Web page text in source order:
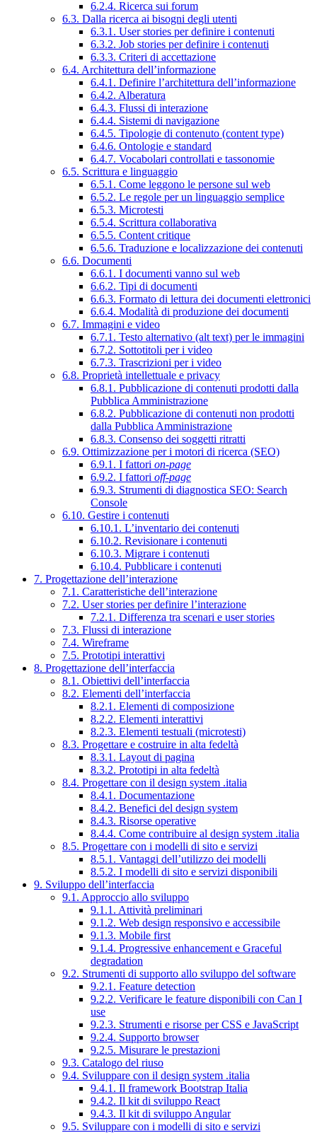
6.2.4. Ricerca sui forum
6.3. Dalla ricerca ai bisogni degli utenti
6.3.1. User stories per definire i contenuti
6.3.2. Job stories per definire i contenuti
6.3.3. Criteri di accettazione
6.4. Architettura dell’informazione
6.4.1. Definire l’architettura dell’informazione
6.4.2. Alberatura
6.4.3. Flussi di interazione
6.4.4. Sistemi di navigazione
6.4.5. Tipologie di contenuto (content type)
6.4.6. Ontologie e standard
6.4.7. Vocabolari controllati e tassonomie
6.5. Scrittura e linguaggio
6.5.1. Come leggono le persone sul web
6.5.2. Le regole per un linguaggio semplice
6.5.3. Microtesti
6.5.4. Scrittura collaborativa
6.5.5. Content critique
6.5.6. Traduzione e localizzazione dei contenuti
6.6. Documenti
6.6.1. I documenti vanno sul web
6.6.2. Tipi di documenti
6.6.3. Formato di lettura dei documenti elettronici
6.6.4. Modalità di produzione dei documenti
6.7. Immagini e video
6.7.1. Testo alternativo (alt text) per le immagini
6.7.2. Sottotitoli per i video
6.7.3. Trascrizioni per i video
6.8. Proprietà intellettuale e privacy
6.8.1. Pubblicazione di contenuti prodotti dalla
Pubblica Amministrazione
6.8.2. Pubblicazione di contenuti non prodotti
dalla Pubblica Amministrazione
6.8.3. Consenso dei soggetti ritratti
6.9. Ottimizzazione per i motori di ricerca (SEO)
6.9.1. I fattori on-page
6.9.2. I fattori off-page
6.9.3. Strumenti di diagnostica SEO: Search
Console
6.10. Gestire i contenuti
6.10.1. L’inventario dei contenuti
6.10.2. Revisionare i contenuti
6.10.3. Migrare i contenuti
6.10.4. Pubblicare i contenuti
7. Progettazione dell’interazione
7.1. Caratteristiche dell’interazione
7.2. User stories per definire l’interazione
7.2.1. Differenza tra scenari e user stories
7.3. Flussi di interazione
7.4. Wireframe
7.5. Prototipi interattivi
8. Progettazione dell’interfaccia
8.1. Obiettivi dell’interfaccia
8.2. Elementi dell’interfaccia
8.2.1. Elementi di composizione
8.2.2. Elementi interattivi
8.2.3. Elementi testuali (microtesti)
8.3. Progettare e costruire in alta fedeltà
8.3.1. Layout di pagina
8.3.2. Prototipi in alta fedeltà
8.4. Progettare con il design system .italia
8.4.1. Documentazione
8.4.2. Benefici del design system
8.4.3. Risorse operative
8.4.4. Come contribuire al design system .italia
8.5. Progettare con i modelli di sito e servizi
8.5.1. Vantaggi dell’utilizzo dei modelli
8.5.2. I modelli di sito e servizi disponibili
9. Sviluppo dell’interfaccia
9.1. Approccio allo sviluppo
9.1.1. Attività preliminari
9.1.2. Web design responsivo e accessibile
9.1.3. Mobile first
9.1.4. Progressive enhancement e Graceful
degradation
9.2. Strumenti di supporto allo sviluppo del software
9.2.1. Feature detection
9.2.2. Verificare le feature disponibili con Can I
use
9.2.3. Strumenti e risorse per CSS e JavaScript
9.2.4. Supporto browser
9.2.5. Misurare le prestazioni
9.3. Catalogo del riuso
9.4. Sviluppare con il design system .italia
9.4.1. Il framework Bootstrap Italia
9.4.2. Il kit di sviluppo React
9.4.3. Il kit di sviluppo Angular
9.5. Sviluppare con i modelli di sito e servizi